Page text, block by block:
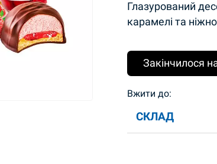
Глазурований
карамелі та
Закінчилося
Вжити до:
СКЛАД